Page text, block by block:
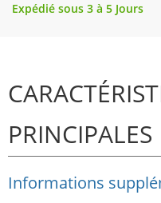
Expédié sous 3 à 5 Jours
PRINCIPALES
Informations